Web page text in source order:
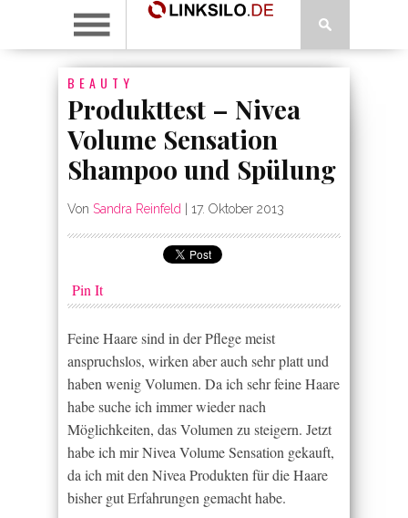
BEAUTY
Produkttest – Nivea
Volume Sensation
Shampoo und Spülung
Von Sandra Reinfeld 17. Oktober 2013
Pin It
Feine Haare sind in der Pflege meist
anspruchslos, wirken aber auch sehr platt und
haben wenig Volumen. Da ich sehr feine Haare
habe suche ich immer wieder nach
Möglichkeiten, das Volumen zu steigern. Jetzt
habe ich mir Nivea Volume Sensation gekauft,
da ich mit den Nivea Produkten für die Haare
bisher gut Erfahrungen gemacht habe.